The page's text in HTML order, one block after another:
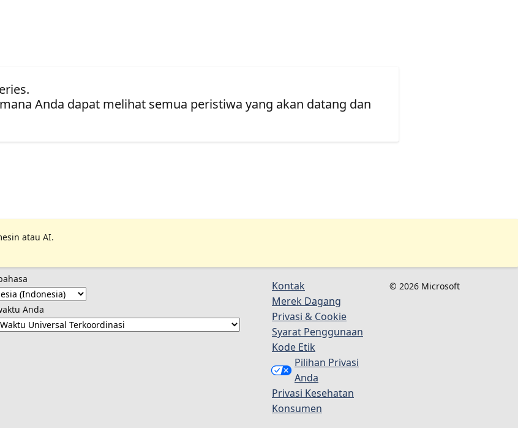
Anda dapat melihat semua peristiwa yang akan datang dan
atau AI.
Anda
Kontak
Merek Dagang
Privasi & Cookie
Syarat Penggunaan
Kode Etik
Pilihan Privasi
Anda
Privasi Kesehatan
Konsumen
© 2026 Microsoft